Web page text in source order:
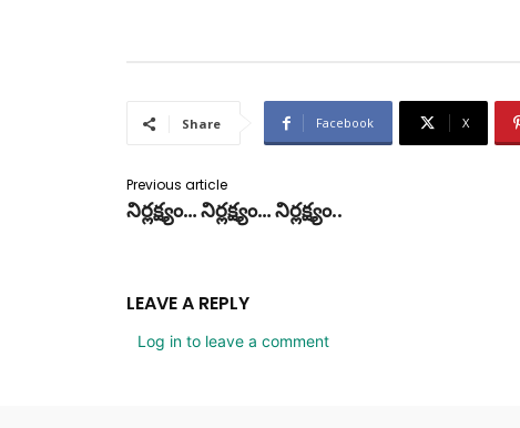
Share Facebook X
Previous article
నిర్లక్ష్యం… నిర్లక్ష్యం… నిర్లక్ష్యం..
LEAVE A REPLY
Log in to leave a comment